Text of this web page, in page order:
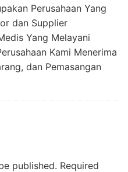
Perusahaan Yang
dan Supplier
Yang Melayani
Kami Menerima
dan Pemasangan
published. Required